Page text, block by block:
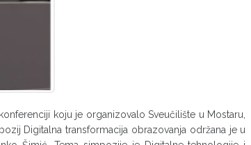
koju je organizovalo Sveučilište u Mostaru,
Digitalna transformacija obrazovanja održana je u